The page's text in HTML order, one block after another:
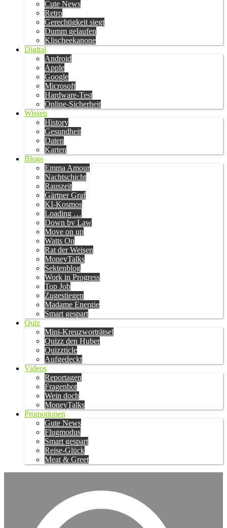
Cute News
Retro
Gerechtigkeit siegt
Dumm gelaufen
Klischeekanone
Digital
Android
Apple
Google
Microsoft
Hardware-Test
Online-Sicherheit
Wissen
History
Gesundheit
Daten
Karten
Blogs
Emma Amour
Nachtschicht
Rauszeit
Gärtner Graf
KI-Kosmos
Loading …
Down by Law
Move on up
Watts On
Rat der Weisen
MoneyTalks
Sektenblog
Work in Progress
Top Job
Zugestiegen
Madame Energie
Smart gespart
Quiz
Mini-Kreuzworträtsel
Quizz den Huber
Quizzticle
Aufgedeckt
Videos
Reportagen
Fragenbot
Wein doch
MoneyTalks
Promotionen
Gute News
Flugmodus
Smart gespart
Reise-Glück
Meat & Greet